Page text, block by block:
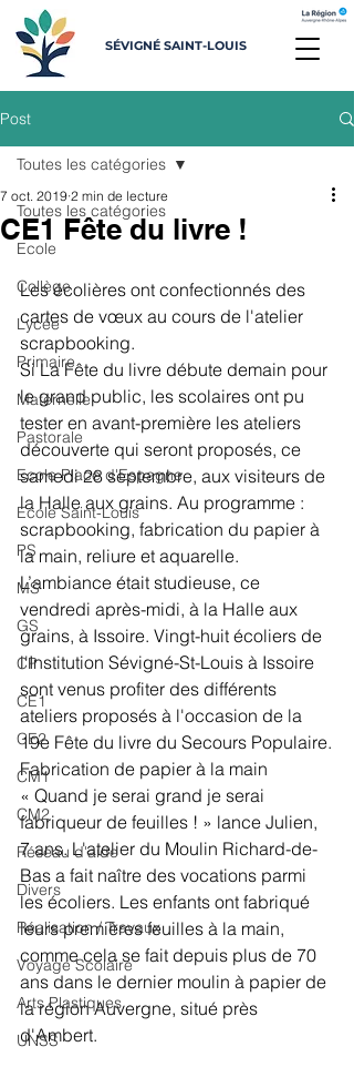
SÉVIGNÉ SAINT-LOUIS
Post
Toutes les catégories
Ecole
Collège
Lycée
Primaire
Maternelle
Pastorale
Ecole Place d'Espagne
Ecole Saint-Louis
PS
MS
GS
CP
CE1
CE2
CM1
CM2
Réseau d'aide
Divers
Réalisation / Travaux
Voyage Scolaire
Arts Plastiques
UNSS
Toutes les catégories
CE1 Fête du livre !
7 oct. 2019 2 min de lecture
Les écolières ont confectionnés des
cartes de vœux au cours de l'atelier
scrapbooking.
Si La Fête du livre débute demain pour
le grand public, les scolaires ont pu
tester en avant-première les ateliers
découverte qui seront proposés, ce
samedi 28 septembre, aux visiteurs de
la Halle aux grains. Au programme :
scrapbooking, fabrication du papier à
la main, reliure et aquarelle.
L’ambiance était studieuse, ce
vendredi après-midi, à la Halle aux
grains, à Issoire. Vingt-huit écoliers de
l'Institution Sévigné-St-Louis à Issoire
sont venus profiter des différents
ateliers proposés à l'occasion de la
19e Fête du livre du Secours Populaire.
Fabrication de papier à la main
« Quand je serai grand je serai
fabriqueur de feuilles ! » lance Julien,
7 ans. L'atelier du Moulin Richard-de-
Bas a fait naître des vocations parmi
les écoliers. Les enfants ont fabriqué
leurs premières feuilles à la main,
comme cela se fait depuis plus de 70
ans dans le dernier moulin à papier de
la région Auvergne, situé près
d'Ambert.